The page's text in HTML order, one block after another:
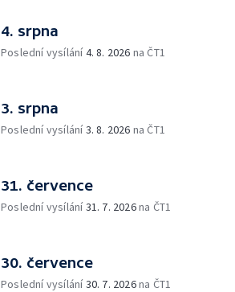
4. srpna
Poslední vysílání4. 8. 2026 na ČT1
3. srpna
Poslední vysílání3. 8. 2026 na ČT1
31. července
Poslední vysílání31. 7. 2026na ČT1
30. července
Poslední vysílání30. 7. 2026na ČT1